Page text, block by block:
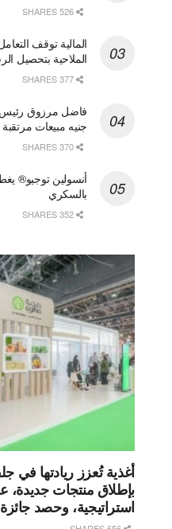
المالية توقف
الملاحية بتحصيل
جنيه مبيعات مرتقبة
أنسولين توجيو®
بالسكري
بإطلاق منتجات
استراتيجية، وحصد